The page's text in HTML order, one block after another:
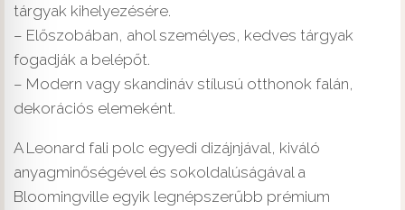
tárgyak kihelyezésére.
– Előszobában, ahol személyes, kedves tárgyak
fogadják a belépőt.
– Modern vagy skandináv stílusú otthonok falán,
dekorációs elemeként.
A Leonard fali polc egyedi dizájnjával, kiváló
anyagminőségével és sokoldalúságával a
Bloomingville egyik legnépszerűbb prémium